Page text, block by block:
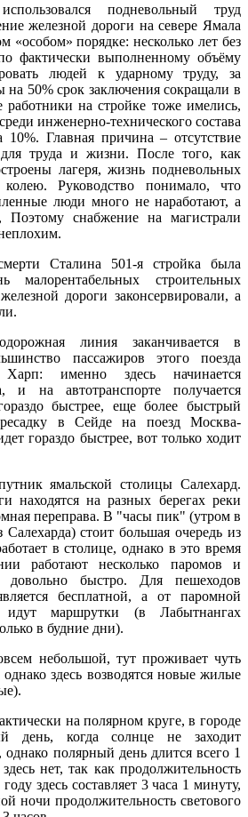
подневольный труд
железной дороги на севере Ямала
«особом» порядке: несколько лет без
фактически выполненному объёму
людей к ударному труду, за
50% срок заключения сокращали в
на стройке тоже имелись,
инженерно-технического состава
Главная причина – отсутствие
труда и жизни. После того, как
лагеря, жизнь подневольных
Руководство понимало, что
люди много не наработают, а
Поэтому снабжение на магистрали
Сталина 501-я стройка была
малорентабельных строительных
дороги законсервировали, а
линия заканчивается в
пассажиров этого поезда
именно здесь начинается
и на автотранспорте получается
быстрее, еще более быстрый
в Сейде на поезд Москва-
гораздо быстрее, вот только ходит
ямальской столицы Салехард.
находятся на разных берегах реки
переправа. В "часы пик" (утром в
стоит большая очередь из
в столице, однако в это время
работают несколько паромов и
довольно быстро. Для пешеходов
бесплатной, а от паромной
маршрутки (в Лабытнангах
в будние дни).
небольшой, тут проживает чуть
здесь возводятся новые жилые
на полярном круге, в городе
день, когда солнце не заходит
однако полярный день длится всего 1
нет, так как продолжительность
здесь составляет 3 часа 1 минуту,
ночи продолжительность светового